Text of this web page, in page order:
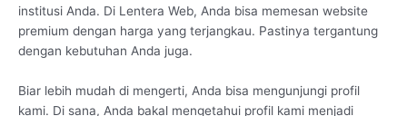
institusi Anda. Di Lentera Web, Anda bisa memesan website
premium dengan harga yang terjangkau. Pastinya tergantung
dengan kebutuhan Anda juga.
Biar lebih mudah di mengerti, Anda bisa mengunjungi profil
kami. Di sana, Anda bakal mengetahui profil kami menjadi